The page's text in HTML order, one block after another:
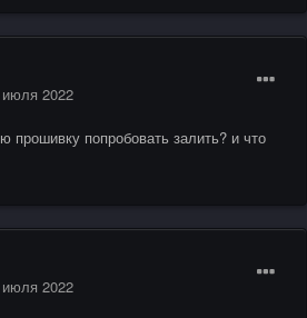
2022
прошивку попробовать залить? и что
2022